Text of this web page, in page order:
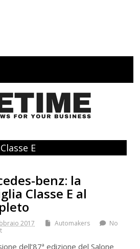
E
benz: la
Classe E al
2017 Automakers
No
dell’87ª edizione del Salone